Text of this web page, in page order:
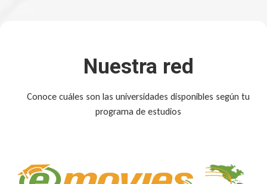
Nuestra red
Conoce cuáles son las universidades disponibles según tu
programa de estudios